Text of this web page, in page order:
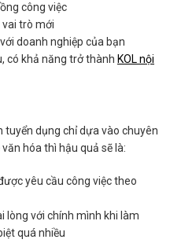
công việc
vai trò mới
doanh nghiệp của bạn
có khả năng trở thành KOL nội
tuyển dụng chỉ dựa vào chuyên
hóa thì hậu quả sẽ là:
yêu cầu công việc theo
lòng với chính mình khi làm
quá nhiều